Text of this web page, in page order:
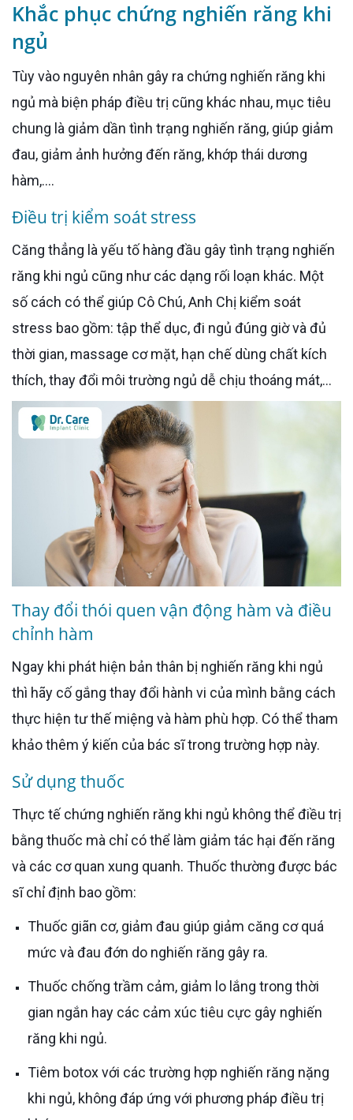
Khắc phục chứng nghiến răng khi
ngủ
Tùy vào nguyên nhân gây ra chứng nghiến răng khi
ngủ mà biện pháp điều trị cũng khác nhau, mục tiêu
chung là giảm dần tình trạng nghiến răng, giúp giảm
đau, giảm ảnh hưởng đến răng, khớp thái dương
hàm,....
Điều trị kiểm soát stress
Căng thẳng là yếu tố hàng đầu gây tình trạng nghiến
răng khi ngủ cũng như các dạng rối loạn khác. Một
số cách có thể giúp Cô Chú, Anh Chị kiểm soát
stress bao gồm: tập thể dục, đi ngủ đúng giờ và đủ
thời gian, massage cơ mặt, hạn chế dùng chất kích
thích, thay đổi môi trường ngủ dễ chịu thoáng mát,...
Thay đổi thói quen vận động hàm và điều
chỉnh hàm
Ngay khi phát hiện bản thân bị nghiến răng khi ngủ
thì hãy cố gắng thay đổi hành vi của mình bằng cách
thực hiện tư thế miệng và hàm phù hợp. Có thể tham
khảo thêm ý kiến của bác sĩ trong trường hợp này.
Sử dụng thuốc
Thực tế chứng nghiến răng khi ngủ không thể điều trị
bằng thuốc mà chỉ có thể làm giảm tác hại đến răng
và các cơ quan xung quanh. Thuốc thường được bác
sĩ chỉ định bao gồm:
Thuốc giãn cơ, giảm đau giúp giảm căng cơ quá
mức và đau đớn do nghiến răng gây ra.
Thuốc chống trầm cảm, giảm lo lắng trong thời
gian ngắn hay các cảm xúc tiêu cực gây nghiến
răng khi ngủ.
Tiêm botox với các trường hợp nghiến răng nặng
khi ngủ, không đáp ứng với phương pháp điều trị